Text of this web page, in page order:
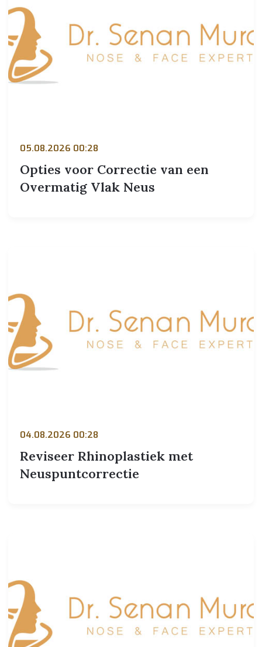
05.08.2026 00:28
Opties voor Correctie van een
Overmatig Vlak Neus
04.08.2026 00:28
Reviseer Rhinoplastiek met
Neuspuntcorrectie